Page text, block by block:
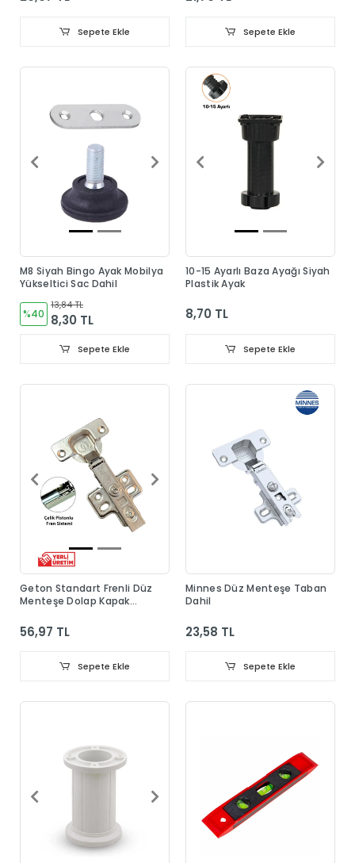
Sepete Ekle Sepete Ekle
M8 Siyah Bingo Ayak Mobilya
Yükseltici Sac Dahil
%40
13,84 TL
8,30 TL
Sepete Ekle
10-15 Ayarlı Baza Ayağı Siyah
Plastik Ayak
8,70 TL
Sepete Ekle
Geton Standart Frenli Düz
Menteşe Dolap Kapak
56,97 TL
Sepete Ekle
Minnes Düz Menteşe Taban
Dahil
23,58 TL
Sepete Ekle